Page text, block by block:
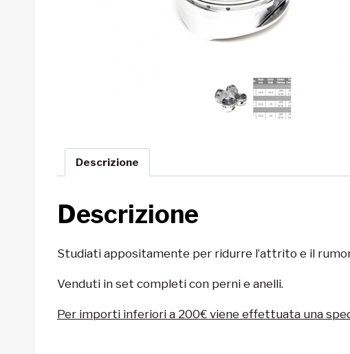
Descrizione
Descrizione
Studiati appositamente per ridurre l’attrito e il
Venduti in set completi con perni e anelli.
Per importi inferiori a 200€ viene effettuata una